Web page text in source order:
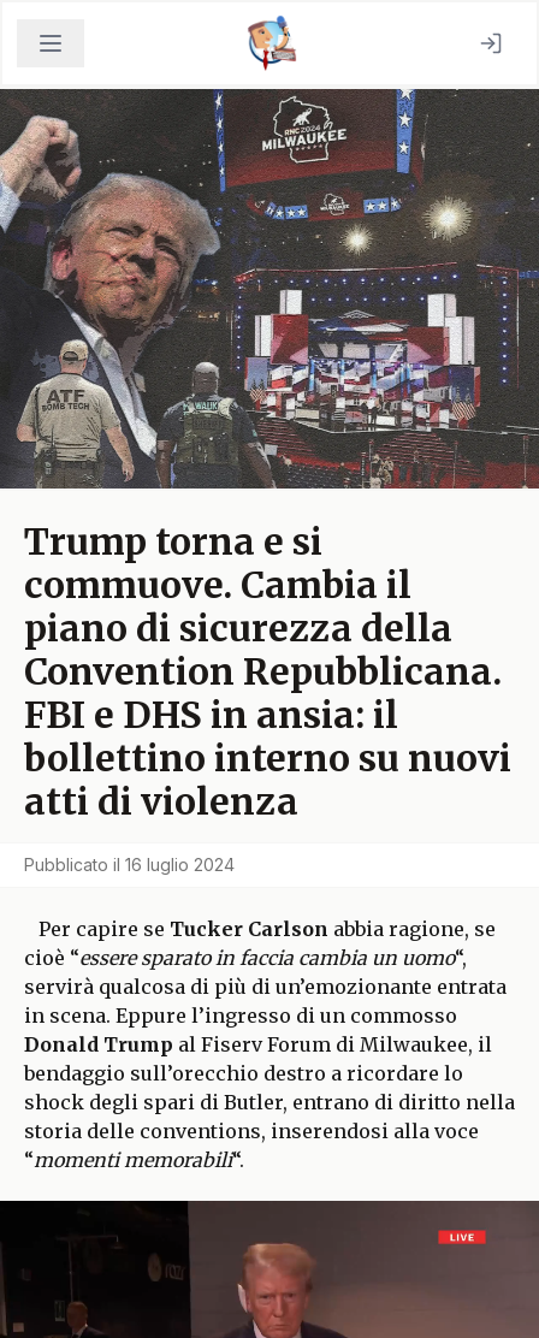
Trump torna e si
commuove. Cambia il
piano di sicurezza della
Convention Repubblicana.
FBI e DHS in ansia: il
bollettino interno su nuovi
atti di violenza
Pubblicato il 16 luglio 2024
Per capire se Tucker Carlson abbia ragione, se
cioè “essere sparato in faccia cambia un uomo“,
servirà qualcosa di più di un’emozionante entrata
in scena. Eppure l’ingresso di un commosso
Donald Trump al Fiserv Forum di Milwaukee, il
bendaggio sull’orecchio destro a ricordare lo
shock degli spari di Butler, entrano di diritto nella
storia delle conventions, inserendosi alla voce
“momenti memorabili“.